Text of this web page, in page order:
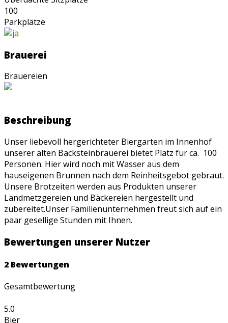
100
Parkplätze
Brauerei
Brauereien
Beschreibung
Unser liebevoll hergerichteter Biergarten im Innenhof
unserer alten Backsteinbrauerei bietet Platz für ca. 100
Personen. Hier wird noch mit Wasser aus dem
hauseigenen Brunnen nach dem Reinheitsgebot gebraut.
Unsere Brotzeiten werden aus Produkten unserer
Landmetzgereien und Bäckereien hergestellt und
zubereitet.Unser Familienunternehmen freut sich auf ein
paar gesellige Stunden mit Ihnen.
Bewertungen unserer Nutzer
2Bewertungen
Gesamtbewertung
5.0
Bier